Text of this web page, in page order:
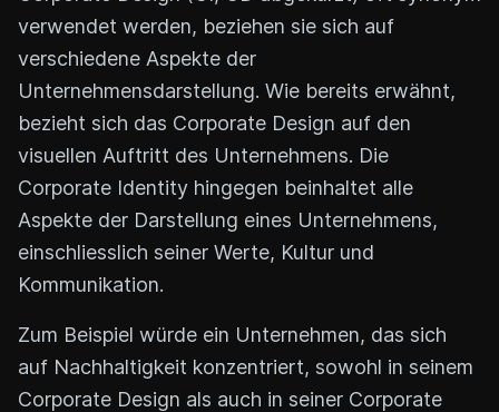
verwendet werden, beziehen sie sich auf
verschiedene Aspekte der
Unternehmensdarstellung. Wie bereits erwähnt,
bezieht sich das Corporate Design auf den
visuellen Auftritt des Unternehmens. Die
Corporate Identity hingegen beinhaltet alle
Aspekte der Darstellung eines Unternehmens,
einschliesslich seiner Werte, Kultur und
Kommunikation.
Zum Beispiel würde ein Unternehmen, das sich
auf Nachhaltigkeit konzentriert, sowohl in seinem
Corporate Design als auch in seiner Corporate